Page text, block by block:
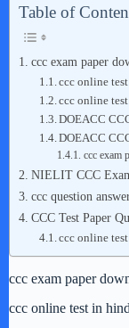
Table of
ccc exam paper
ccc online
ccc online
DOEACC
DOEACC
ccc exam
NIELIT CCC
ccc question
CCC Test Paper
ccc online
ccc exam paper
ccc online test in